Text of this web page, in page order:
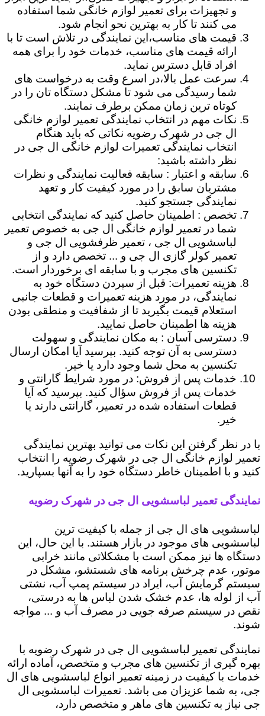
و تجهیزات برای تعمیر لوازم خانگی شما استفاده
می کنند تا کار به بهترین نحو انجام شود.
قیمت های مناسب،این نمایندگی در تلاش است تا با
ارائه قیمت های مناسب، خدمات خود را برای همه
افراد قابل دسترس نماید.
سرعت عمل بالا،در اسرع وقت به درخواست های
شما رسیدگی می شود تا مشکل دستگاه تان را در
کوتاه ترین زمان ممکن برطرف نمایند.
نکات مهم در انتخاب نمایندگی تعمیر لوازم خانگی
ال جی در شهرک رضویه نکاتی که باید هنگام
انتخاب نمایندگی تعمیرات لوازم خانگی ال جی در
نظر داشته باشید:
سابقه و اعتبار : سابقه فعالیت نمایندگی و نظرات
مشتریان سابق را در مورد کیفیت کار و تعهد
نمایندگی جستجو کنید.
تخصص : اطمینان حاصل کنید که نمایندگی انتخابی
شما در تعمیر لوازم خانگی ال جی به خصوص تعمیر
لباسشویی ال جی ، تعمیر ظرفشویی ال جی و
تعمیر کولر گازی ال جی و ... تخصص دارد و از
تکنسین های مجرب و با سابقه ای برخوردار است.
هزینه تعمیرات: قبل از سپردن دستگاه خود به
نمایندگی، در مورد هزینه تعمیرات و قطعات جانبی
استعلام قیمت بگیرید تا از شفافیت و منطقی بودن
هزینه ها اطمینان حاصل نمایید.
دسترسی آسان : به مکان نمایندگی و سهولت
دسترسی به آن توجه کنید. بپرسید آیا امکان ارسال
تکنسین به محل شما وجود دارد یا خیر.
خدمات پس از فروش: در مورد شرایط گارانتی و
خدمات پس از فروش سؤال کنید. بپرسید که آیا
قطعات استفاده شده در تعمیر، گارانتی دارند یا
خیر.
با در نظر گرفتن این نکات می توانید بهترین نمایندگی
تعمیر لوازم خانگی ال جی در شهرک رضویه را انتخاب
کنید و با اطمینان خاطر دستگاه خود را به آنها بسپارید.
نمایندگی تعمیر لباسشویی ال جی در شهرک رضویه
لباسشویی های ال جی از جمله با کیفیت ترین
لباسشویی های موجود در بازار هستند. با این حال، این
دستگاه ها نیز ممکن است با مشکلاتی مانند خرابی
موتور، عدم چرخش برنامه های شستشو، مشکل در
سیستم گرمایش آب، ایراد در سیستم پمپ آب، نشتی
آب از لوله ها، عدم خشک شدن لباس ها به درستی،
نقص در سیستم صرفه جویی در مصرف آب و ... مواجه
شوند.
نمایندگی تعمیر لباسشویی ال جی در شهرک رضویه با
بهره گیری از تکنسین های مجرب و متخصص، آماده ارائه
خدمات با کیفیت در زمینه تعمیر انواع لباسشویی های ال
جی، به شما عزیزان می باشد. تعمیرات لباسشویی ال
جی نیاز به تکنسین های ماهر و متخصص دارد،